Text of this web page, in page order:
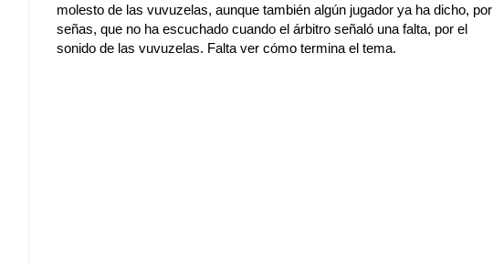
molesto de las vuvuzelas, aunque también algún jugador ya ha dicho, por
señas, que no ha escuchado cuando el árbitro señaló una falta, por el
sonido de las vuvuzelas. Falta ver cómo termina el tema.